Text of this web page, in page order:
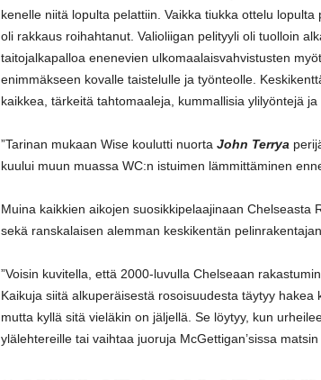
kenelle niitä lopulta pelattiin. Vaikka tiukka ottelu lopulta
oli rakkaus roihahtanut. Valioliigan pelityyli oli tuolloin
taitojalkapalloa enenevien ulkomaalaisvahvistusten
enimmäkseen kovalle taistelulle ja työnteolle.
kaikkea, tärkeitä tahtomaaleja, kummallisia ylilyöntejä ja
”Tarinan mukaan Wise koulutti nuorta John Terrya
kuului muun muassa WC:n istuimen lämmittäminen
Muina kaikkien aikojen suosikkipelaajinaan Chelseasta
sekä ranskalaisen alemman keskikentän pelinrakentajan
”Voisin kuvitella, että 2000-luvulla Chelseaan
Kaikuja siitä alkuperäisestä rosoisuudesta täytyy hakea
mutta kyllä sitä vieläkin on jäljellä. Se löytyy, kun
ylälehtereille tai vaihtaa juoruja McGettigan’sissa matsin